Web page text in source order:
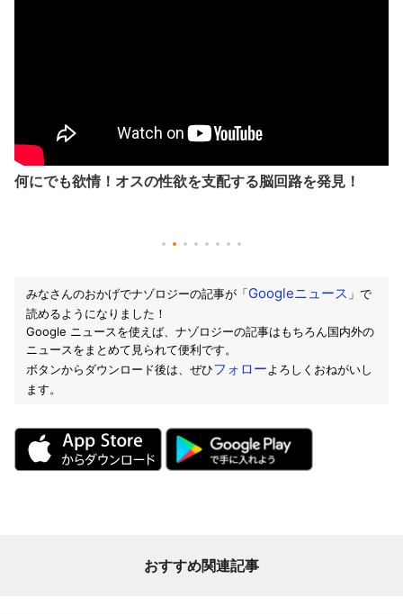
何にでも欲情！オスの性欲を支配する脳回路を発見！
みなさんのおかげでナゾロジーの記事が「Googleニュース 」で
読めるようになりました！
Google ニュースを使えば、ナゾロジーの記事はもちろん国内外の
ニュースをまとめて見られて便利です。
ボタンからダウンロード後は、ぜひフォローよろしくおねがいし
ます。
おすすめ関連記事